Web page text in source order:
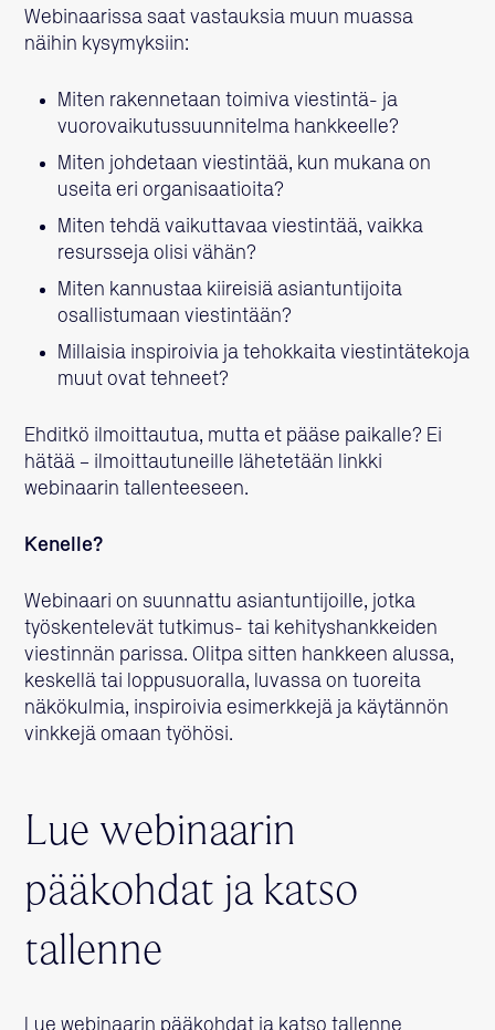
Webinaarissa saat vastauksia muun muassa
näihin kysymyksiin:
Miten rakennetaan toimiva viestintä- ja
vuorovaikutussuunnitelma hankkeelle?
Miten johdetaan viestintää, kun mukana on
useita eri organisaatioita?
Miten tehdä vaikuttavaa viestintää, vaikka
resursseja olisi vähän?
Miten kannustaa kiireisiä asiantuntijoita
osallistumaan viestintään?
Millaisia inspiroivia ja tehokkaita viestintätekoja
muut ovat tehneet?
Ehditkö ilmoittautua, mutta et pääse paikalle? Ei
hätää – ilmoittautuneille lähetetään linkki
webinaarin tallenteeseen.
Kenelle?
Webinaari on suunnattu asiantuntijoille, jotka
työskentelevät tutkimus- tai kehityshankkeiden
viestinnän parissa. Olitpa sitten hankkeen alussa,
keskellä tai loppusuoralla, luvassa on tuoreita
näkökulmia, inspiroivia esimerkkejä ja käytännön
vinkkejä omaan työhösi.
Lue webinaarin
pääkohdat ja katso
tallenne
Lue webinaarin pääkohdat ja katso tallenne